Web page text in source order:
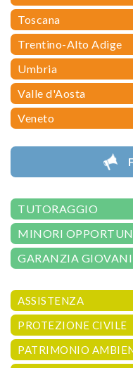
Toscana
Trentino-Alto Adige
Umbria
Valle d'Aosta
Veneto
TUTORAGGIO
MINORI
GARANZIA GIOVANI
ASSISTENZA
PROTEZIONE CIVILE
PATRIMONIO